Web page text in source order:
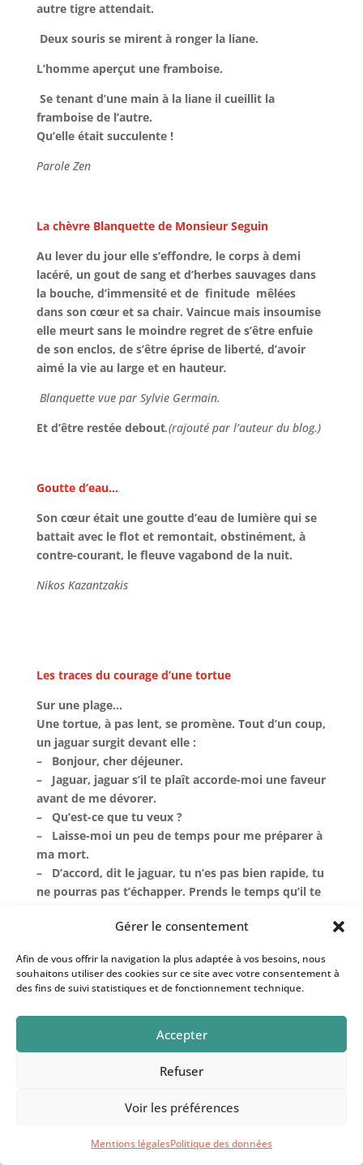
Gérer le consentement
Afin de vous offrir la navigation la plus adaptée à vos besoins, nous
souhaitons utiliser des cookies sur ce site avec votre consentement à
des fins de suivi statistiques et de fonctionnement technique.
Accepter
Refuser
Voir les préférences
Mentions légalesPolitique des données
autre tigre attendait.
Deux souris se mirent à ronger la liane.
L’homme aperçut une framboise.
Se tenant d’une main à la liane il cueillit la
framboise de l’autre.
Qu’elle était succulente !
Parole Zen
La chèvre Blanquette de Monsieur Seguin
Au lever du jour elle s’effondre, le corps à demi
lacéré, un gout de sang et d’herbes sauvages dans
la bouche, d’immensité et de finitude mêlées
dans son cœur et sa chair. Vaincue mais insoumise
elle meurt sans le moindre regret de s’être enfuie
de son enclos, de s’être éprise de liberté, d’avoir
aimé la vie au large et en hauteur.
Blanquette vue par Sylvie Germain.
Et d’être restée debout.(rajouté par l’auteur du blog.)
Goutte d’eau…
Son cœur était une goutte d’eau de lumière qui se
battait avec le flot et remontait, obstinément, à
contre-courant, le fleuve vagabond de la nuit.
Nikos Kazantzakis
Les traces du courage d’une tortue
Sur une plage…
Une tortue, à pas lent, se promène. Tout d’un coup,
un jaguar surgit devant elle :
– Bonjour, cher déjeuner.
– Jaguar, jaguar s’il te plaît accorde-moi une faveur
avant de me dévorer.
– Qu’est-ce que tu veux ?
– Laisse-moi un peu de temps pour me préparer à
ma mort.
– D’accord, dit le jaguar, tu n’es pas bien rapide, tu
ne pourras pas t’échapper. Prends le temps qu’il te
A ces mots, la tortue se rue sur le sol, commence
sens puis dans l’autre, secoue la terre dans tous les
sens. Puis elle se calme, vient se placer devant le
– Mais qu’est-ce que tu as fait, je ne comprends
– Aujourd’hui, tu me manges et contre ça, je ne
par ici et ils verront les traces du combat acharné
peut-être auront-ils le courage de venir t’affronter